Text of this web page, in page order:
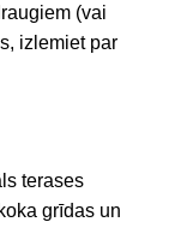
(vai
izlemiet par
terases
grīdas un